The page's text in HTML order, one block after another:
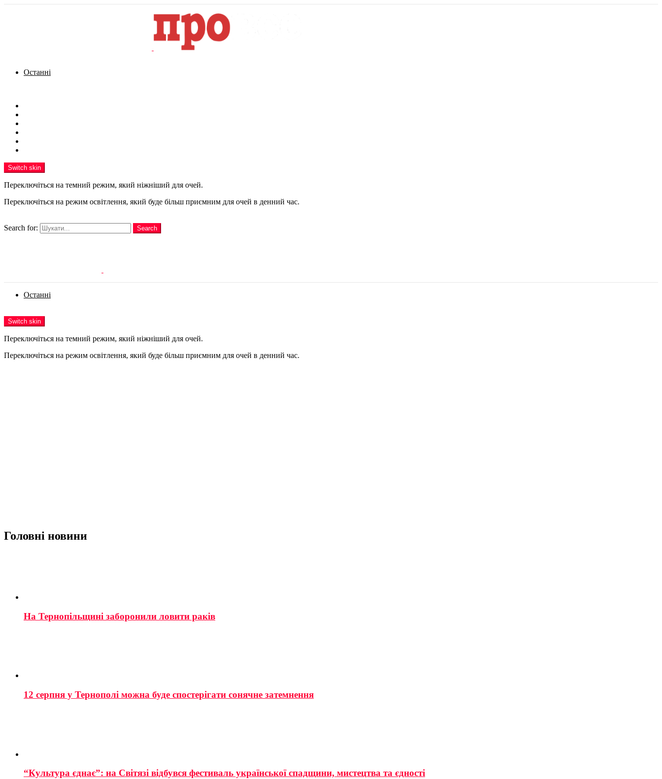
Останні
Switch skin
Переключіться на темний режим, який ніжніший для очей.
Переключіться на режим освітлення, який буде більш приємним для очей в денний час.
Search for:
Search
Останні
Switch skin
Переключіться на темний режим, який ніжніший для очей.
Переключіться на режим освітлення, який буде більш приємним для очей в денний час.
Головні новини
На Тернопільщині заборонили ловити раків
12 серпня у Тернополі можна буде спостерігати сонячне затемнення
“Культура єднає”: на Світязі відбувся фестиваль української спадщини, мистецтва та єдності